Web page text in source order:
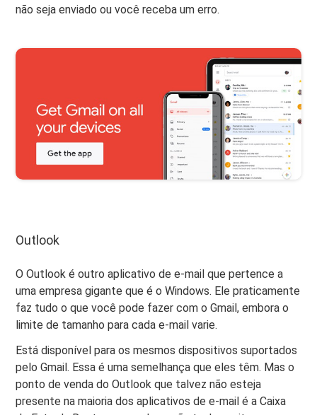
não seja enviado ou você receba um erro.
Outlook
O Outlook é outro aplicativo de e-mail que pertence a
uma empresa gigante que é o Windows. Ele praticamente
faz tudo o que você pode fazer com o Gmail, embora o
limite de tamanho para cada e-mail varie.
Está disponível para os mesmos dispositivos suportados
pelo Gmail. Essa é uma semelhança que eles têm. Mas o
ponto de venda do Outlook que talvez não esteja
presente na maioria dos aplicativos de e-mail é a Caixa